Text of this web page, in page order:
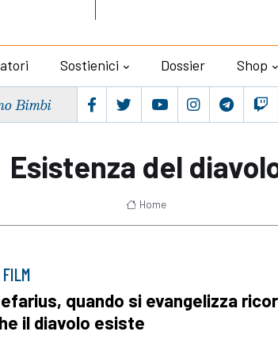
Sostienici Dossier Shop
Bimbi
Esistenza del
Home
quando si evangelizza
il diavolo esiste